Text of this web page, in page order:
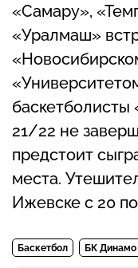
«Самару»,
«Уралмаш»
21/22 не
предстоит
места.
Ижевске с 20
Баскетбол БК Динамо